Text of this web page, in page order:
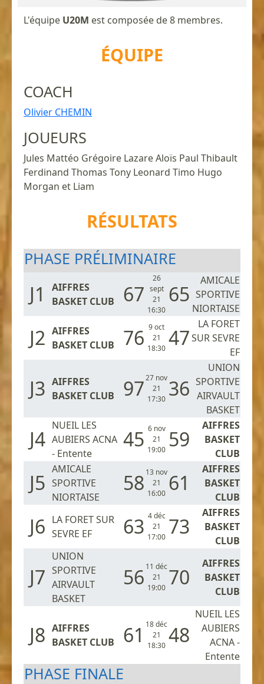
L'équipe U20M est composée de 8 membres.
ÉQUIPE
COACH
Olivier CHEMIN
JOUEURS
Jules Mattéo Grégoire Lazare Aloïs Paul Thibault
Ferdinand Thomas Tony Leonard Timo Hugo
Morgan et Liam
RÉSULTATS
PHASE PRÉLIMINAIRE
J1
AIFFRES
BASKET CLUB
67
26
sept
21
16:30
65
AMICALE
SPORTIVE
NIORTAISE
J2 AIFFRES
BASKET CLUB
76 9 oct
21
18:30 47
LA FORET
SUR SEVRE
EF
J3 AIFFRES
BASKET CLUB
9727 nov
21
17:30 36
UNION
SPORTIVE
AIRVAULT
BASKET
J4
NUEIL LES
AUBIERS ACNA
- Entente
45 6 nov
21
19:00 59
AIFFRES
BASKET
CLUB
J5
AMICALE
SPORTIVE
NIORTAISE
58 13 nov
21
16:00 61
AIFFRES
BASKET
CLUB
J6 LA FORET SUR
SEVRE EF
63 4 déc
21
17:00 73
AIFFRES
BASKET
CLUB
J7
UNION
SPORTIVE
AIRVAULT
BASKET
56 11 déc
21
19:00 70
AIFFRES
BASKET
CLUB
J8 AIFFRES
BASKET CLUB
61 18 déc
21
18:30 48
NUEIL LES
AUBIERS
ACNA -
Entente
PHASE FINALE